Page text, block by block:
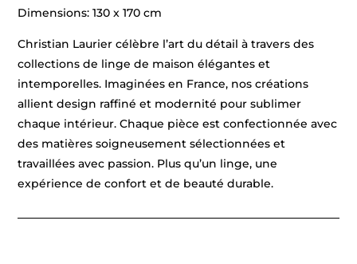
Dimensions: 130 x 170 cm
Christian Laurier célèbre l’art du détail à travers des
collections de linge de maison élégantes et
intemporelles. Imaginées en France, nos créations
allient design raffiné et modernité pour sublimer
chaque intérieur. Chaque pièce est confectionnée avec
des matières soigneusement sélectionnées et
travaillées avec passion. Plus qu’un linge, une
expérience de confort et de beauté durable.